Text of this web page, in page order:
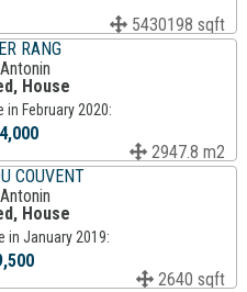
5430198 sqft
RANG
House
February 2020:
2947.8 m2
COUVENT
House
in January 2019:
2640 sqft